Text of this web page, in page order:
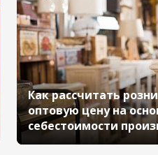
Как рассчитать
оптовую цену на
себестоимости
1С:УНФ